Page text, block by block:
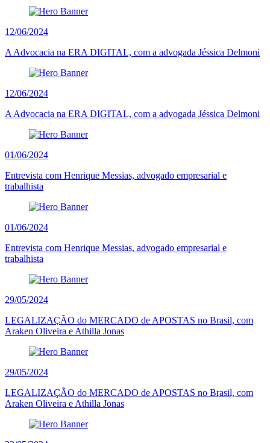
12/06/2024
A Advocacia na ERA DIGITAL, com a advogada Jéssica Delmoni
12/06/2024
A Advocacia na ERA DIGITAL, com a advogada Jéssica Delmoni
01/06/2024
Entrevista com Henrique Messias, advogado empresarial e
trabalhista
01/06/2024
Entrevista com Henrique Messias, advogado empresarial e
trabalhista
29/05/2024
LEGALIZAÇÃO do MERCADO de APOSTAS no Brasil, com
Araken Oliveira e Athilla Jonas
29/05/2024
LEGALIZAÇÃO do MERCADO de APOSTAS no Brasil, com
Araken Oliveira e Athilla Jonas